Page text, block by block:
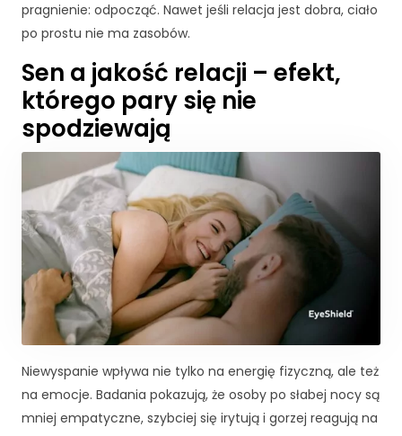
pragnienie: odpocząć. Nawet jeśli relacja jest dobra, ciało
po prostu nie ma zasobów.
Sen a jakość relacji – efekt,
którego pary się nie
spodziewają
Niewyspanie wpływa nie tylko na energię fizyczną, ale też
na emocje. Badania pokazują, że osoby po słabej nocy są
mniej empatyczne, szybciej się irytują i gorzej reagują na
K
n
i
e